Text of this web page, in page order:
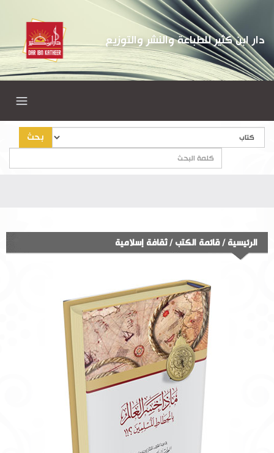
دار ابن كثير للطباعة والنشر والتوزيع
بحث
الرئيسية /قائمة الكتب/ثقافة إسلامية